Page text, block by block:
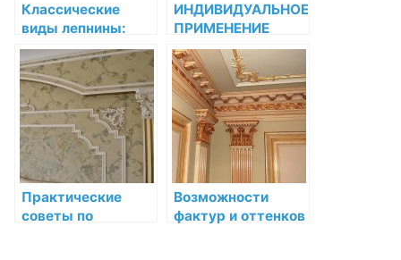
Классические
виды лепнины:
эффектное
украшение
интерьера
ИНДИВИДУАЛЬНОЕ
ПРИМЕНЕНИЕ
ЛЕПНИНЫ В
ИНТЕРЬЕРЕ
Практические
советы по
Возможности
фактур и оттенков